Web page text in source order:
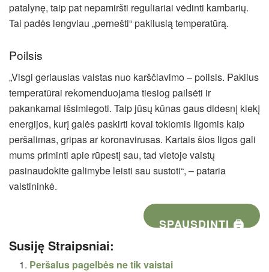
patalynę, taip pat nepamiršti reguliariai vėdinti kambarių.
Tai padės lengviau „pernešti“ pakilusią temperatūrą.
Poilsis
„Visgi geriausias vaistas nuo karščiavimo – poilsis. Pakilus
temperatūrai rekomenduojama tiesiog pailsėti ir
pakankamai išsimiegoti. Taip jūsų kūnas gaus didesnį kiekį
energijos, kurį galės paskirti kovai tokiomis ligomis kaip
peršalimas, gripas ar koronavirusas. Kartais šios ligos gali
mums priminti apie rūpestį sau, tad vietoje vaistų
pasinaudokite galimybe leisti sau sustoti“, – pataria
vaistininkė.
SPAUSDINTI 🖨
Susiję Straipsniai:
Peršalus pagelbės ne tik vaistai